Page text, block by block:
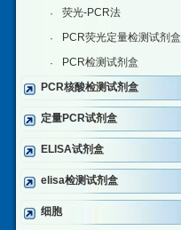
· 荧光-PCR法
· PCR荧光定量检测试剂盒
·
PCR检测试剂盒
PCR核酸检测试剂盒
定量PCR试剂盒
ELISA试剂盒
elisa检测试剂盒
细胞